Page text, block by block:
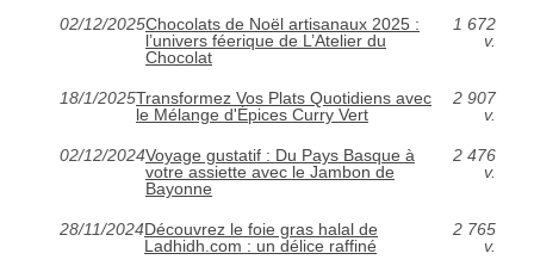
02/12/2025Chocolats de Noël artisanaux 2025 :
l’univers féerique de L’Atelier du
Chocolat
1 672
v.
18/1/2025Transformez Vos Plats Quotidiens avec
le Mélange d'Épices Curry Vert
2 907
v.
02/12/2024Voyage gustatif : Du Pays Basque à
votre assiette avec le Jambon de
Bayonne
2 476
v.
28/11/2024Découvrez le foie gras halal de
Ladhidh.com : un délice raffiné
2 765
v.